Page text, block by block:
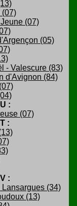
(07)
(07)
(05)
- Valescure (83)
d'Avignon (84)
:
(07)
:
:
(34)
(13)